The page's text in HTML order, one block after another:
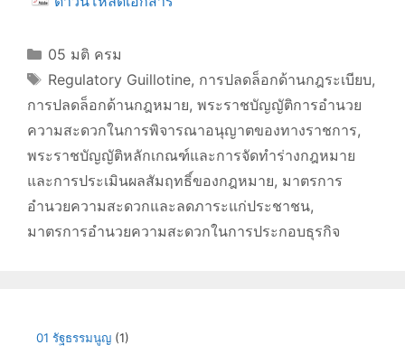
Categories
05 มติ ครม
Tags
Regulatory Guillotine, การปลดล็อกด้านกฎระเบียบ,
การปลดล็อกด้านกฎหมาย, พระราชบัญญัติการอำนวย
ความสะดวกในการพิจารณาอนุญาตของทางราชการ,
พระราชบัญญัติหลักเกณฑ์และการจัดทำร่างกฎหมาย
และการประเมินผลสัมฤทธิ์ของกฎหมาย, มาตรการ
อำนวยความสะดวกและลดภาระแก่ประชาชน,
มาตรการอำนวยความสะดวกในการประกอบธุรกิจ
01 รัฐธรรมนูญ (1)